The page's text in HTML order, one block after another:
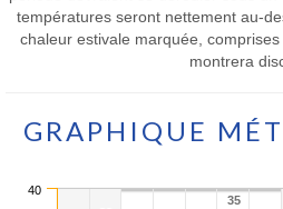
températures seront nettement au-
chaleur estivale marquée,
montrera
GRAPHIQUE
35
35
40